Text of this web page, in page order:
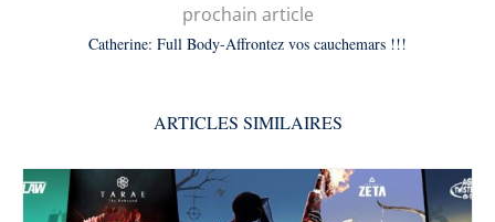
prochain article
Catherine: Full Body-Affrontez vos cauchemars !!!
ARTICLES SIMILAIRES